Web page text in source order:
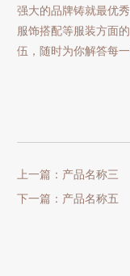
强大的品牌铸就最优
服饰搭配等服装方面
伍，随时为你解答每
上一篇：产品名称三
下一篇：产品名称五